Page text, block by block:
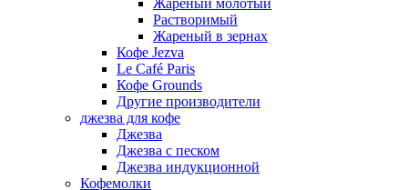
Жареный молотый
Растворимый
Жареный в зернах
Кофе Jezva
Le Café Paris
Кофе Grounds
Другие производители
джезва для кофе
Джезва
Джезва с песком
Джезва индукционной
Кофемолки